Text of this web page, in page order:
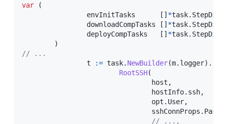
var
(
		envInitTasks
[ ] *task.
		downloadCompTasks
[ ] *task.
		deployCompTasks
[ ] *task.
)
// ...
		t
:= task. NewBuilder(m. logger) .
RootSSH(
				host
,
				hostInfo
. ssh,
				opt
. User,
				sshConnProps
.
// ...,